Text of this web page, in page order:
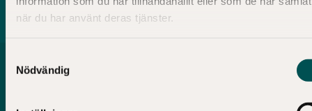
när du har använt deras tjänster.
Nödvändig
Ekonomiska museet